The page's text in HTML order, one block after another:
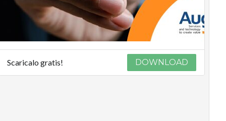
Scaricalo gratis! DOWNLOAD